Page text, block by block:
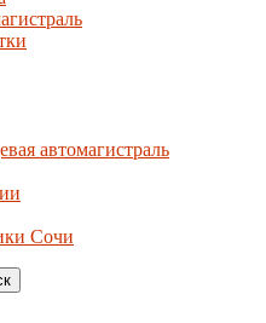
автомагистраль
Сочи